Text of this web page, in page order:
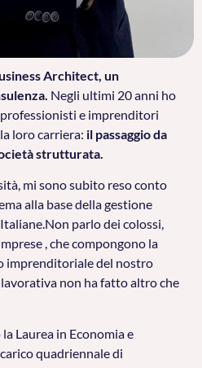
Architect, un
Negli ultimi 20 anni ho
e imprenditori
loro carriera: il passaggio da
strutturata.
mi sono subito reso conto
alla base della gestione
parlo dei colossi,
, che compongono la
imprenditoriale del nostro
lavorativa non ha fatto altro che
Laurea in Economia e
quadriennale di